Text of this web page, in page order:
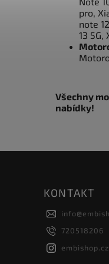
pro,
note
13 5G,
Všechny
nabídky!
KONTAKT
info@
720518206
embishop.cz